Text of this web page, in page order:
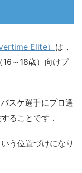
Elite） は，
～18歳）向けプ
スケ選手にプロ選
ることです．
う位置づけになり